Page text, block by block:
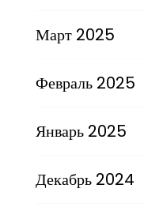
Март 2025
Февраль 2025
Январь 2025
Декабрь 2024